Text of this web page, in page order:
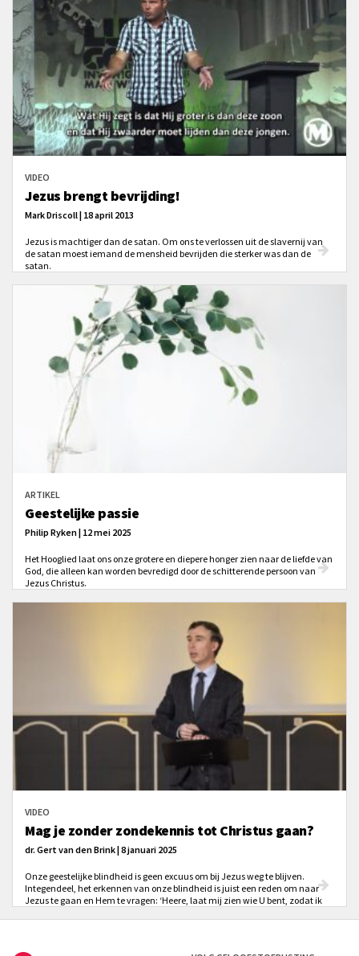
VIDEO
Jezus brengt bevrijding!
Mark Driscoll | 18 april 2013
Jezus is machtiger dan de satan. Om ons te verlossen uit de slavernij van
de satan moest iemand de mensheid bevrijden die sterker was dan de
satan.
ARTIKEL
Geestelijke passie
Philip Ryken | 12 mei 2025
Het Hooglied laat ons onze grotere en diepere honger zien naar de liefde van
God, die alleen kan worden bevredigd door de schitterende persoon van
Jezus Christus.
VIDEO
Mag je zonder zondekennis tot Christus gaan?
dr. Gert van den Brink | 8 januari 2025
Onze geestelijke blindheid is geen excuus om bij Jezus weg te blijven.
Integendeel, het erkennen van onze blindheid is juist een reden om naar
Jezus te gaan en Hem te vragen: ‘Heere, laat mij zien wie U bent, zodat ik